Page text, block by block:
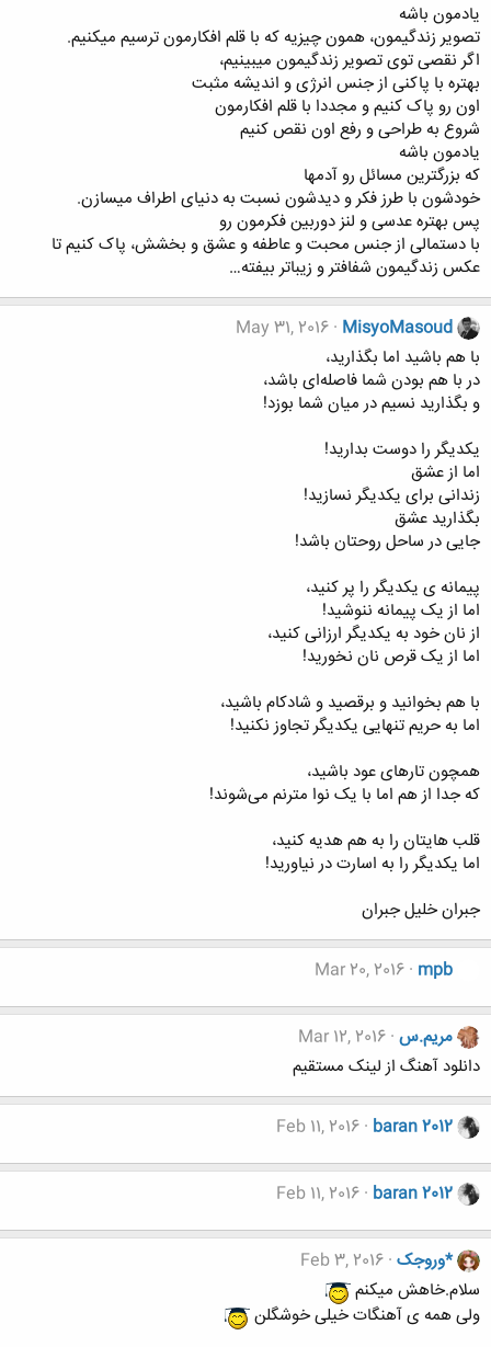
یادمون باشه
تصویر زندگیمون، همون چیزیه که با قلم افکارمون ترسیم میکنیم.
اگر نقصی توی تصویر زندگیمون میبینیم،
بهتره با پاکنی از جنس انرژی و اندیشه مثبت
اون رو پاک کنیم و مجددا با قلم افکارمون
شروع به طراحی و رفع اون نقص کنیم
یادمون باشه
که بزرگترین مسائل رو آدمها
خودشون با طرز فکر و دیدشون نسبت به دنیای اطراف میسازن.
پس بهتره عدسی و لنز دوربین فکرمون رو
با دستمالی از جنس محبت و عاطفه و عشق و بخشش، پاک کنیم تا
عکس زندگیمون شفافتر و زیباتر بیفته…
MisyoMasoud
May 31, 2016
با هم باشید اما بگذارید،
در با هم بودن شما فاصله‌ای باشد،
و بگذارید نسیم در میان شما بوزد!
یکدیگر را دوست بدارید!
اما از عشق
زندانی برای یکدیگر نسازید!
بگذارید عشق
جایی در ساحل روحتان باشد!
پیمانه ی یکدیگر را پر کنید،
اما از یک پیمانه ننوشید!
از نان خود به یکدیگر ارزانی کنید،
اما از یک قرص نان نخورید!
با هم بخوانید و برقصید و شادکام باشید،
اما به حریم تنهایی یکدیگر تجاوز نکنید!
همچون تارهای عود باشید،
که جدا از هم اما با یک نوا مترنم می‌شوند!
قلب‌ هایتان را به هم هدیه کنید،
اما یکدیگر را به اسارت در نیاورید!
جبران خلیل جبران
mpb
Mar 20, 2016
مریم.س Mar 12, 2016
دانلود آهنگ از لينک مستقيم
baran 2012
Feb 11, 2016
baran 2012
Feb 11, 2016
*وروجک Feb 3, 2016
سلام.خاهش میکنم
ولی همه ی آهنگات خیلی خوشگلن